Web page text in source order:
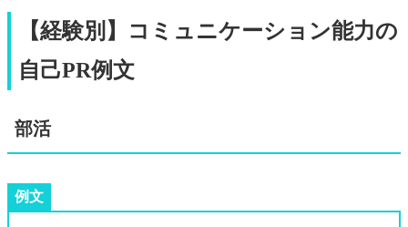
【経験別】コミュニケーション能力の
自己PR例文
部活
例文